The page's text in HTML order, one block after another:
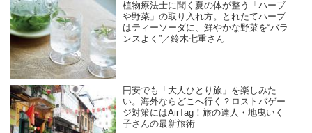
植物療法士に聞く夏の体が整う「ハーブ
や野菜」の取り入れ方。とれたてハーブ
はティーソーダに、鮮やかな野菜を“バラ
ンスよく”／鈴木七重さん
円安でも「大人ひとり旅」を楽しみた
い。海外ならどこへ行く？ロストバゲー
ジ対策にはAirTag！旅の達人・地曳いく
子さんの最新旅術